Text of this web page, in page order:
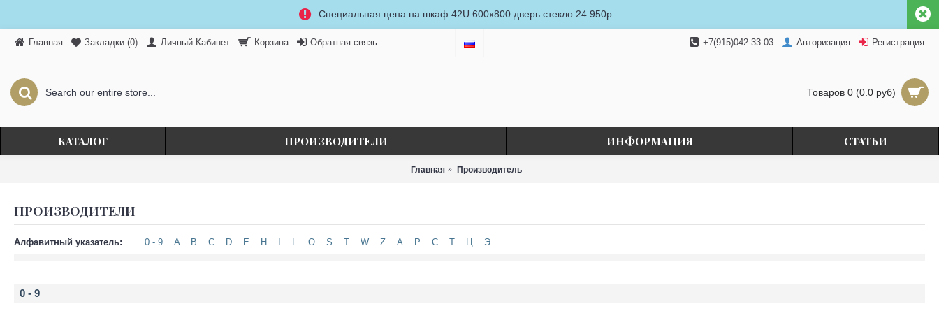
Специальная цена на шкаф 42U 600x800 дверь стекло 24 950р
Главная Закладки (0) Личный Кабинет Корзина Обратная связь +7(915)042-33-03 Авторизация Регистрация
Товаров 0 (0.0 руб)
КАТАЛОГ ПРОИЗВОДИТЕЛИ ИНФОРМАЦИЯ СТАТЬИ
Главная Производитель
ПРОИЗВОДИТЕЛИ
Алфавитный указатель: 0 - 9 A B C D E H L O S T W Z А Р С Т Ц Э
0 - 9